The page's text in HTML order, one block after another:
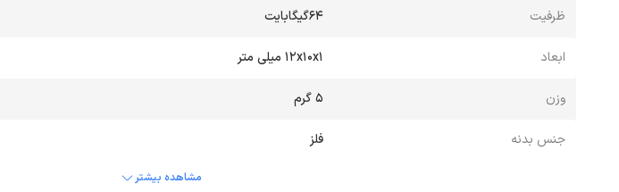
ظرفیت 64گیگابایت
ابعاد ۱۲x۱۰x1 میلی‌ متر
وزن ۵ گرم
جنس بدنه فلز
مشاهده بیشتر